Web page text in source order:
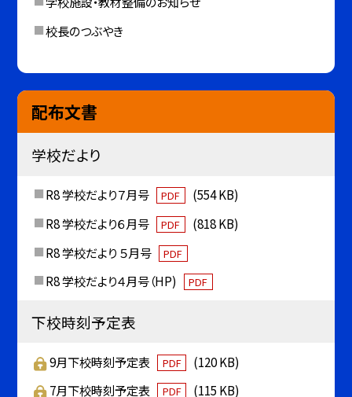
校長のつぶやき
配布文書
学校だより
R8 学校だより７月号 PDF
(554 KB)
R8 学校だより６月号
PDF
(818 KB)
R8 学校だより ５月号
PDF
R8 学校だより４月号（HP) PDF
下校時刻予定表
9月下校時刻予定表 PDF
(120 KB)
7月下校時刻予定表
PDF
(115 KB)